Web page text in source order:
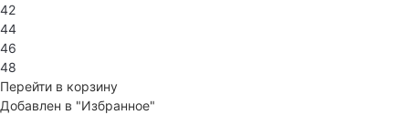
42
44
46
48
Перейти в корзину
Добавлен в "Избранное"